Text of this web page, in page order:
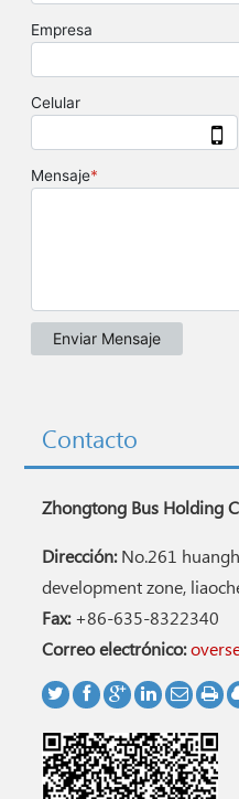
Contacto
Zhongtong Bus Holding
Dirección:No.261
development zone,
Fax:+86-635-8322340
Correo electrónico: